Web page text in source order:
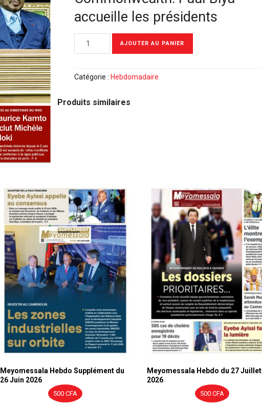
accueille les présidents
Hebdo
Juillet
AJOUTER AU PANIER
Catégorie : Hebdomadaire
Produits similaires
Meyomessala Hebdo Supplément du
26 Juin 2026
500CFA
Meyomessala Hebdo du 27 Juillet
2026
500 CFA